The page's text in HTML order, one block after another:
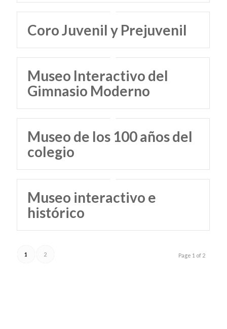
Coro Juvenil y Prejuvenil
Museo Interactivo del
Gimnasio Moderno
Museo de los 100 años del
colegio
Museo interactivo e
histórico
Page 1 of 2
1 2